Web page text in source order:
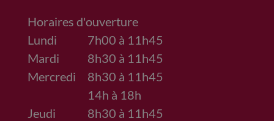
Horaires d'ouverture
Lundi
7h00 à 11h45
Mardi
8h30 à 11h45
Mercredi
8h30 à 11h45
14h à 18h
Jeudi
8h30 à 11h45